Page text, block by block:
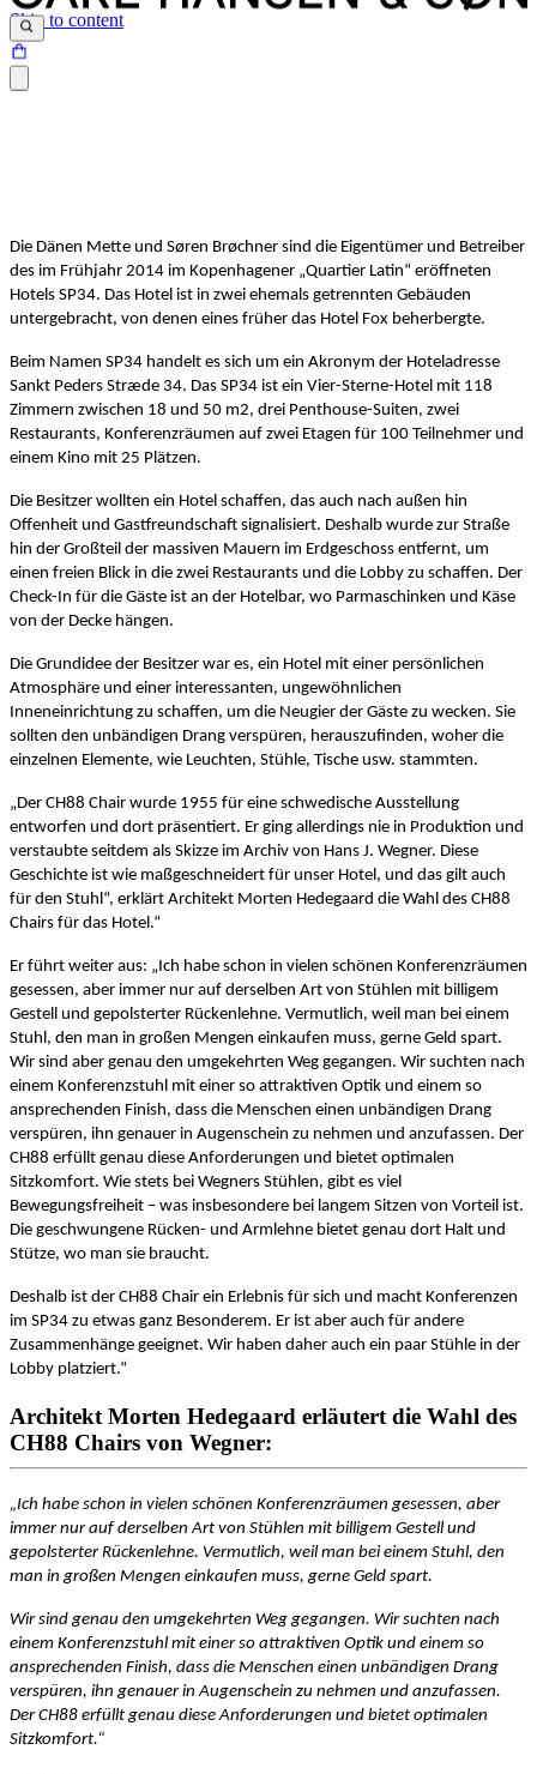
Skip to content
Die Dänen Mette und Søren Brøchner sind die Eigentümer und Betreiber
des im Frühjahr 2014 im Kopenhagener „Quartier Latin“ eröffneten
Hotels SP34. Das Hotel ist in zwei ehemals getrennten Gebäuden
untergebracht, von denen eines früher das Hotel Fox beherbergte.
Beim Namen SP34 handelt es sich um ein Akronym der Hoteladresse
Sankt Peders Stræde 34. Das SP34 ist ein Vier-Sterne-Hotel mit 118
Zimmern zwischen 18 und 50 m2, drei Penthouse-Suiten, zwei
Restaurants, Konferenzräumen auf zwei Etagen für 100 Teilnehmer und
einem Kino mit 25 Plätzen.
Die Besitzer wollten ein Hotel schaffen, das auch nach außen hin
Offenheit und Gastfreundschaft signalisiert. Deshalb wurde zur Straße
hin der Großteil der massiven Mauern im Erdgeschoss entfernt, um
einen freien Blick in die zwei Restaurants und die Lobby zu schaffen. Der
Check-In für die Gäste ist an der Hotelbar, wo Parmaschinken und Käse
von der Decke hängen.
Die Grundidee der Besitzer war es, ein Hotel mit einer persönlichen
Atmosphäre und einer interessanten, ungewöhnlichen
Inneneinrichtung zu schaffen, um die Neugier der Gäste zu wecken. Sie
sollten den unbändigen Drang verspüren, herauszufinden, woher die
einzelnen Elemente, wie Leuchten, Stühle, Tische usw. stammten.
„Der CH88 Chair wurde 1955 für eine schwedische Ausstellung
entworfen und dort präsentiert. Er ging allerdings nie in Produktion und
verstaubte seitdem als Skizze im Archiv von Hans J. Wegner. Diese
Geschichte ist wie maßgeschneidert für unser Hotel, und das gilt auch
für den Stuhl“, erklärt Architekt Morten Hedegaard die Wahl des CH88
Chairs für das Hotel.“
Er führt weiter aus: „Ich habe schon in vielen schönen Konferenzräumen
gesessen, aber immer nur auf derselben Art von Stühlen mit billigem
Gestell und gepolsterter Rückenlehne. Vermutlich, weil man bei einem
Stuhl, den man in großen Mengen einkaufen muss, gerne Geld spart.
Wir sind aber genau den umgekehrten Weg gegangen. Wir suchten nach
einem Konferenzstuhl mit einer so attraktiven Optik und einem so
ansprechenden Finish, dass die Menschen einen unbändigen Drang
verspüren, ihn genauer in Augenschein zu nehmen und anzufassen. Der
CH88 erfüllt genau diese Anforderungen und bietet optimalen
Sitzkomfort. Wie stets bei Wegners Stühlen, gibt es viel
Bewegungsfreiheit – was insbesondere bei langem Sitzen von Vorteil ist.
Die geschwungene Rücken- und Armlehne bietet genau dort Halt und
Stütze, wo man sie braucht.
Deshalb ist der CH88 Chair ein Erlebnis für sich und macht Konferenzen
im SP34 zu etwas ganz Besonderem. Er ist aber auch für andere
Zusammenhänge geeignet. Wir haben daher auch ein paar Stühle in der
Lobby platziert.“
Architekt Morten Hedegaard erläutert die Wahl des
CH88 Chairs von Wegner:
„Ich habe schon in vielen schönen Konferenzräumen gesessen, aber
immer nur auf derselben Art von Stühlen mit billigem Gestell und
gepolsterter Rückenlehne. Vermutlich, weil man bei einem Stuhl, den
man in großen Mengen einkaufen muss, gerne Geld spart.
Wir sind genau den umgekehrten Weg gegangen. Wir suchten nach
einem Konferenzstuhl mit einer so attraktiven Optik und einem so
ansprechenden Finish, dass die Menschen einen unbändigen Drang
verspüren, ihn genauer in Augenschein zu nehmen und anzufassen.
Der CH88 erfüllt genau diese Anforderungen und bietet optimalen
Sitzkomfort.“